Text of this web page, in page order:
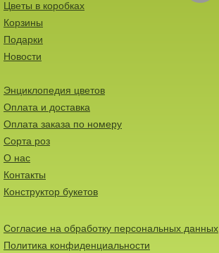
Цветы в коробках
Корзины
Подарки
Новости
Энциклопедия цветов
Оплата и доставка
Оплата заказа по номеру
Сорта роз
О нас
Контакты
Конструктор букетов
Согласие на обработку персональных данных
Политика конфиденциальности